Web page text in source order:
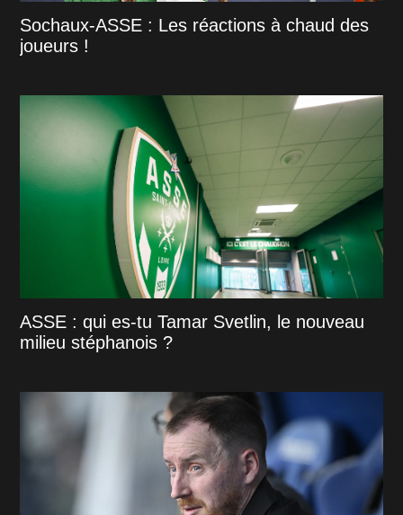
Sochaux-ASSE : Les réactions à chaud des
joueurs !
ASSE : qui es-tu Tamar Svetlin, le nouveau
milieu stéphanois ?